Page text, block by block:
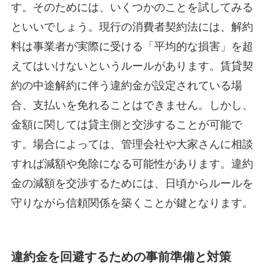
す。そのためには、いくつかのことを試してみる
といいでしょう。現行の消費者契約法には、解約
料は事業者が実際に受ける「平均的な損害」を超
えてはいけないというルールがあります。賃貸契
約の中途解約に伴う違約金が設定されている場
合、支払いを免れることはできません。しかし、
金額に関しては貸主側と交渉することが可能で
す。場合によっては、管理会社や大家さんに相談
すれば減額や免除になる可能性があります。違約
金の減額を交渉するためには、日頃からルールを
守りながら信頼関係を築くことが鍵となります。
違約金を回避するための事前準備と対策